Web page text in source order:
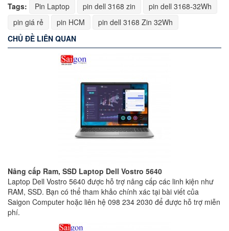
Tags: Pin Laptop pin dell 3168 zin
pin dell 3168-32Wh
pin giá rẻ
pin HCM
pin dell 3168 Zin 32Wh
CHỦ ĐỀ LIÊN QUAN
Nâng cấp Ram, SSD Laptop Dell Vostro 5640
Laptop Dell Vostro 5640 được hỗ trợ nâng cấp các linh kiện như
RAM, SSD. Bạn có thể tham khảo chính xác tại bài viết của
Saigon Computer hoặc liên hệ 098 234 2030 để được hỗ trợ miễn
phí.